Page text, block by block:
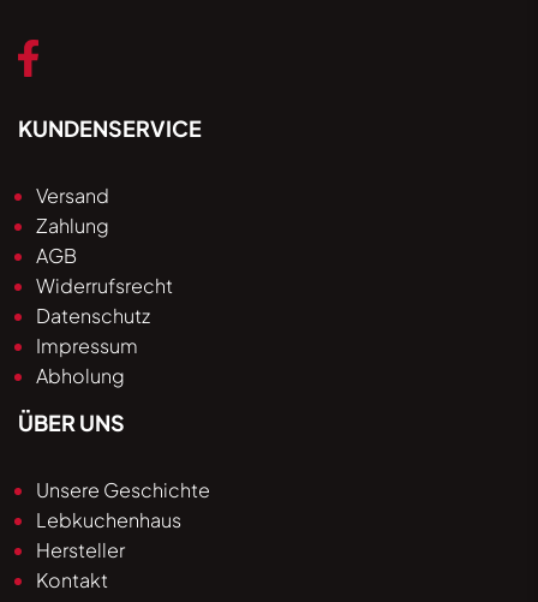
KUNDENSERVICE
Versand
Zahlung
AGB
Widerrufsrecht
Datenschutz
Impressum
Abholung
ÜBER UNS
Unsere Geschichte
Lebkuchenhaus
Hersteller
Kontakt